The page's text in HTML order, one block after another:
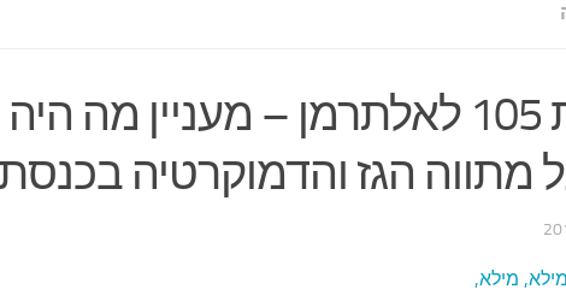
יומולדת 105 לאלתרמן – מעניין מה היה
מתווה הגז והדמוקרטיה בכנסת
מילא, מילא,